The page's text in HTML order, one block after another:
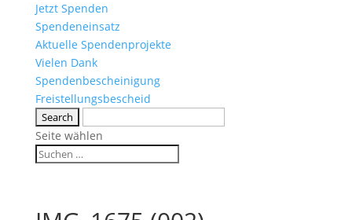
Jetzt Spenden
Spendeneinsatz
Aktuelle Spendenprojekte
Vielen Dank
Spendenbescheinigung
Freistellungsbescheid
Seite wählen